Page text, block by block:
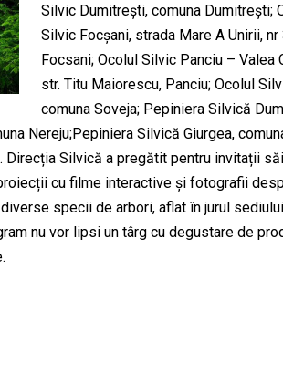
Silvic Dumitrești, comuna Dumitrești;
Silvic Focșani, strada Mare A Unirii, nr
Focsani; Ocolul Silvic Panciu – Valea
str. Titu Maiorescu, Panciu; Ocolul
comuna Soveja; Pepiniera Silvică
Nereju;Pepiniera Silvică Giurgea,
Direcția Silvică a pregătit pentru invitații
cu filme interactive și fotografii
specii de arbori, aflat în jurul
nu vor lipsi un târg cu degustare de